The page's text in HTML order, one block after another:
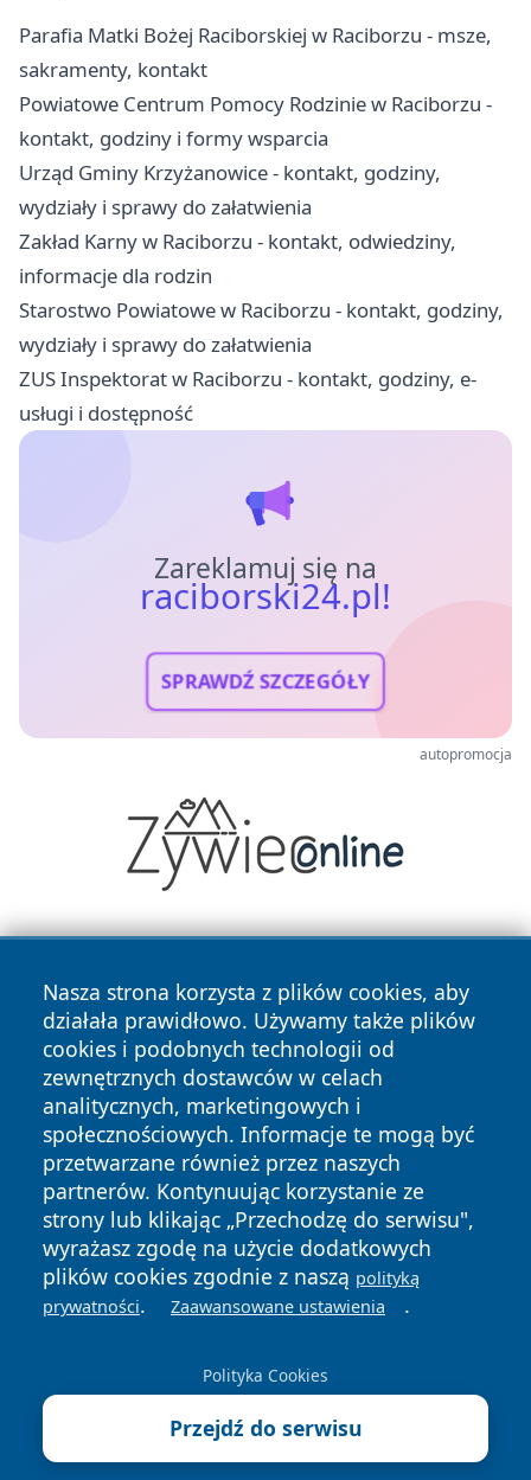
Parafia Matki Bożej Raciborskiej w Raciborzu - msze,
sakramenty, kontakt
Powiatowe Centrum Pomocy Rodzinie w Raciborzu -
kontakt, godziny i formy wsparcia
Urząd Gminy Krzyżanowice - kontakt, godziny,
wydziały i sprawy do załatwienia
Zakład Karny w Raciborzu - kontakt, odwiedziny,
informacje dla rodzin
Starostwo Powiatowe w Raciborzu - kontakt, godziny,
wydziały i sprawy do załatwienia
ZUS Inspektorat w Raciborzu - kontakt, godziny, e-
usługi i dostępność
Zareklamuj się na
raciborski24.pl!
SPRAWDŹ SZCZEGÓŁY
autopromocja
Nasza strona korzysta z plików cookies, aby
działała prawidłowo. Używamy także plików
cookies i podobnych technologii od
zewnętrznych dostawców w celach
analitycznych, marketingowych i
społecznościowych. Informacje te mogą być
przetwarzane również przez naszych
partnerów. Kontynuując korzystanie ze
strony lub klikając „Przechodzę do serwisu",
wyrażasz zgodę na użycie dodatkowych
plików cookies zgodnie z naszą polityką
prywatności. Zaawansowane ustawienia .
Polityka Cookies
Przejdź do serwisu
Copyright © 2026 raciborski24.pl Wszystkie prawa
zastrzeżone.
News Autorzy
Polityka
Prywatności
Polityka
Cookies